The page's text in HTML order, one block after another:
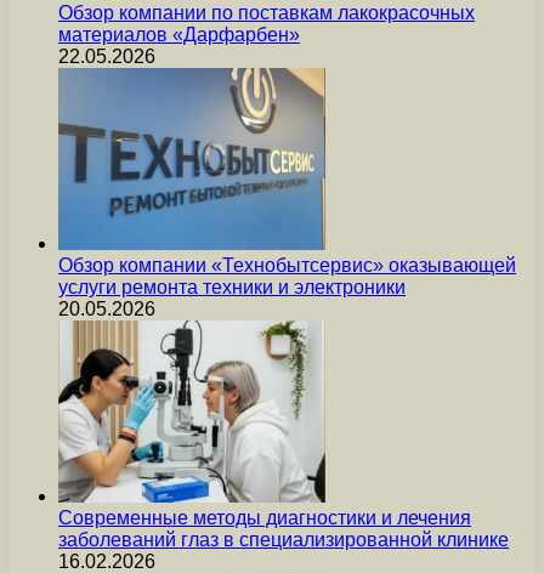
Обзор компании по поставкам лакокрасочных
материалов «Дарфарбен»
22.05.2026
Обзор компании «Технобытсервис» оказывающей
услуги ремонта техники и электроники
20.05.2026
Современные методы диагностики и лечения
заболеваний глаз в специализированной клинике
16.02.2026